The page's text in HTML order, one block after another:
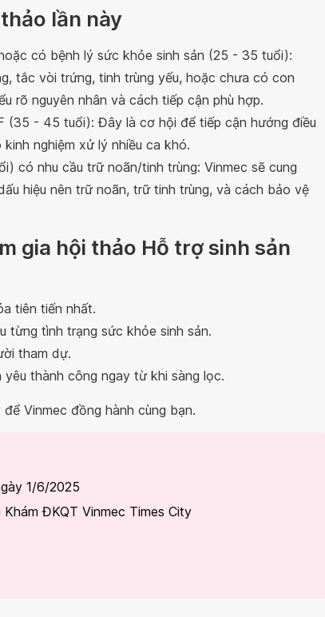
lần này
có bệnh lý sức khỏe sinh sản (25 - 35 tuổi):
tắc vòi trứng, tinh trùng yếu, hoặc chưa có con
rõ nguyên nhân và cách tiếp cận phù hợp.
(35 - 45 tuổi): Đây là cơ hội để tiếp cận hướng điều
nghiệm xử lý nhiều ca khó.
có nhu cầu trữ noãn/tinh trùng: Vinmec sẽ cung
hiệu nên trữ noãn, trữ tinh trùng, và cách bảo vệ
gia hội thảo Hỗ trợ sinh sản
tiên tiến nhất.
từng tình trạng sức khỏe sinh sản.
tham dự.
thành công ngay từ khi sàng lọc.
Vinmec đồng hành cùng bạn.
1/6/2025
ĐKQT Vinmec Times City